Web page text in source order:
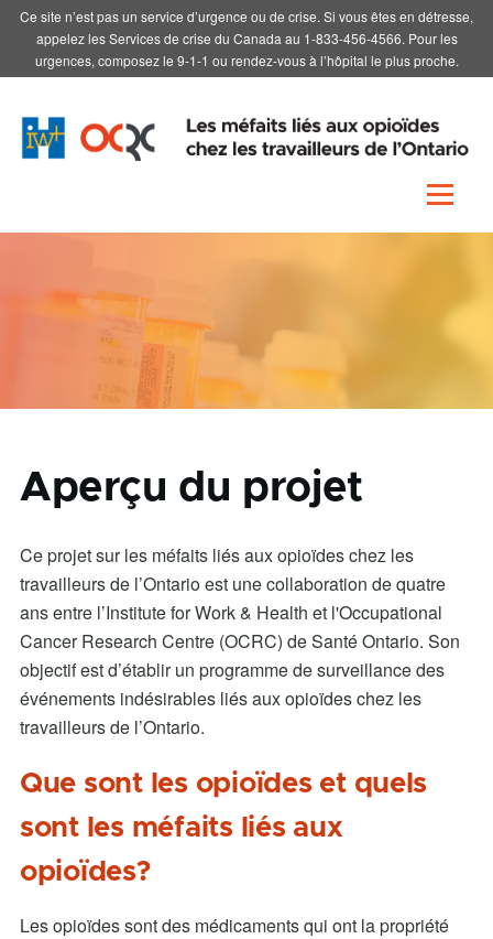
Skip to main content
Ce site n’est pas un service d’urgence ou de crise. Si vous êtes en détresse,
appelez les Services de crise du Canada au 1-833-456-4566. Pour les
urgences, composez le 9-1-1 ou rendez-vous à l’hôpital le plus proche.
Menu
Aperçu du projet
Ce projet sur les méfaits liés aux opioïdes chez les
travailleurs de l’Ontario est une collaboration de quatre
ans entre l’Institute for Work & Health et l'Occupational
Cancer Research Centre (OCRC) de Santé Ontario. Son
objectif est d’établir un programme de surveillance des
événements indésirables liés aux opioïdes chez les
travailleurs de l’Ontario.
Que sont les opioïdes et quels
sont les méfaits liés aux
opioïdes?
Les opioïdes sont des médicaments qui ont la propriété